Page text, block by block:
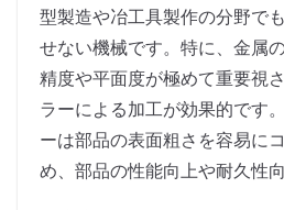
型製造や冶工具製作の分野で
せない機械です。特に、金属
精度や平面度が極めて重要視
ラーによる加工が効果的です
ーは部品の表面粗さを容易に
め、部品の性能向上や耐久性